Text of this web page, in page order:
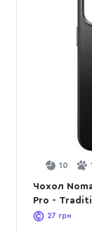
10
Чохол
Pro -
27 грн